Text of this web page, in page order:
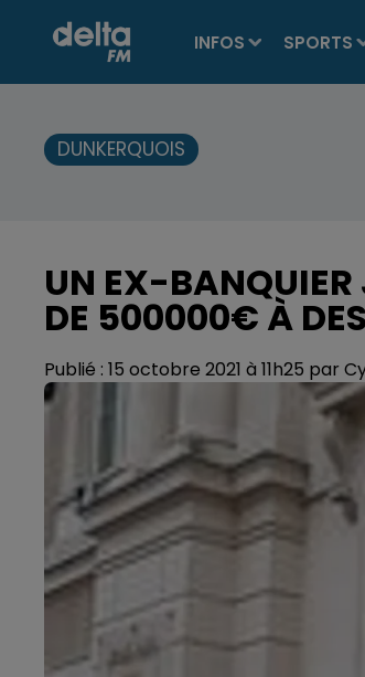
INFOS SPORTS
DUNKERQUOIS
UN EX-BANQUIER
DE 500000€ À
Publié : 15 octobre 2021 à 11h25 par